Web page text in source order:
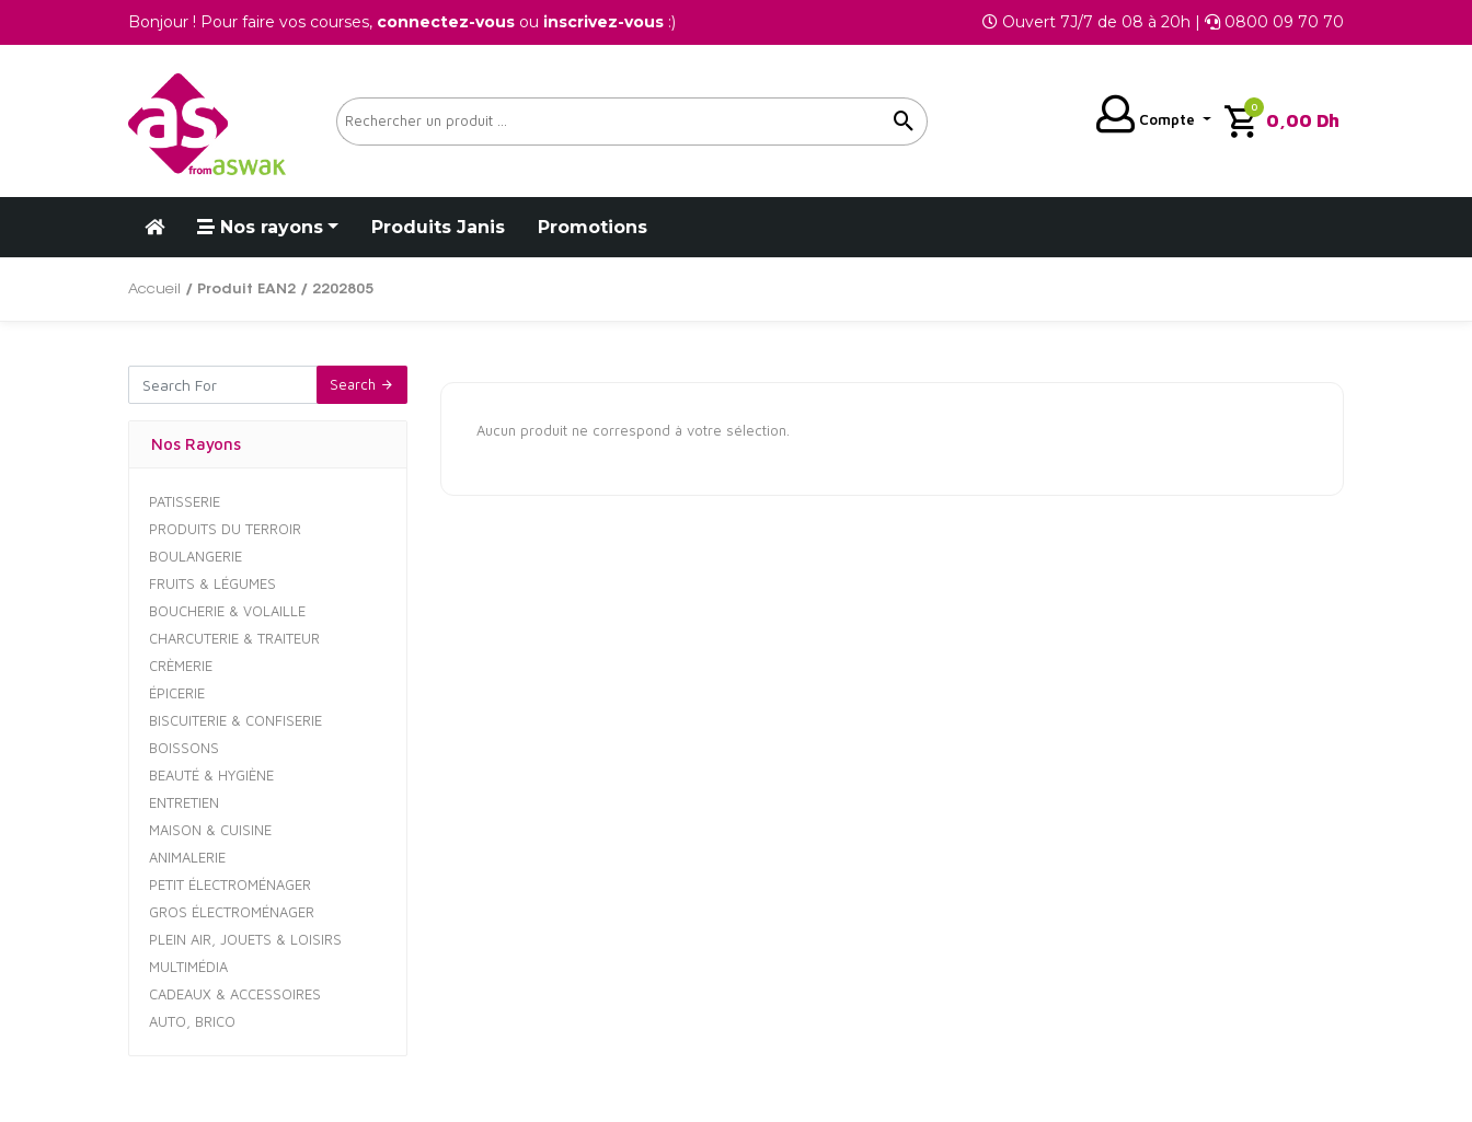
Bonjour ! Pour faire vos courses, connectez-vous ou inscrivez-vous :) Ouvert 7J/7 de 08 à 20h | 0800 09 70 70
Compte 0,00 Dh
0
Nos rayons Produits Janis Promotions
Accueil / Produit EAN2 / 2202805
Search
Nos Rayons
PATISSERIE
PRODUITS DU TERROIR
BOULANGERIE
FRUITS & LÉGUMES
BOUCHERIE & VOLAILLE
CHARCUTERIE & TRAITEUR
CRÈMERIE
ÉPICERIE
BISCUITERIE & CONFISERIE
BOISSONS
BEAUTÉ & HYGIÈNE
ENTRETIEN
MAISON & CUISINE
ANIMALERIE
PETIT ÉLECTROMÉNAGER
GROS ÉLECTROMÉNAGER
PLEIN AIR, JOUETS & LOISIRS
MULTIMÉDIA
CADEAUX & ACCESSOIRES
AUTO, BRICO
Aucun produit ne correspond à votre sélection.